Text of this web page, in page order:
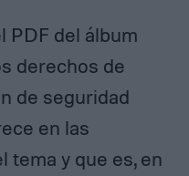
PDF del álbum
derechos de
de seguridad
en las
tema y que es, en